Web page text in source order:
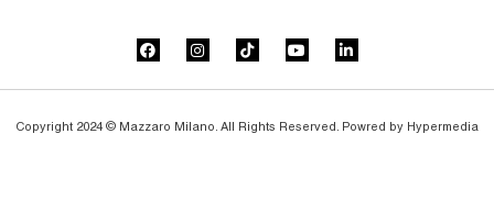
Copyright 2024 © Mazzaro Milano. All Rights Reserved. Powred by Hypermedia